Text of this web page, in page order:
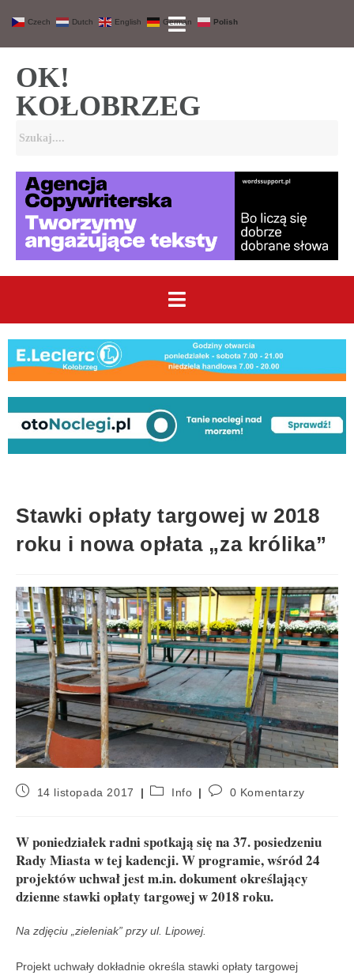
OK!
KOŁOBRZEG
Stawki opłaty targowej w 2018
roku i nowa opłata „za królika”
14 listopada 2017 Info 0 Komentarzy
W poniedziałek radni spotkają się na 37. posiedzeniu
Rady Miasta w tej kadencji. W programie, wśród 24
projektów uchwał jest m.in. dokument określający
dzienne stawki opłaty targowej w 2018 roku.
Na zdjęciu „zieleniak” przy ul. Lipowej.
Projekt uchwały dokładnie określa stawki opłaty targowej
Czech Dutch English German Polish